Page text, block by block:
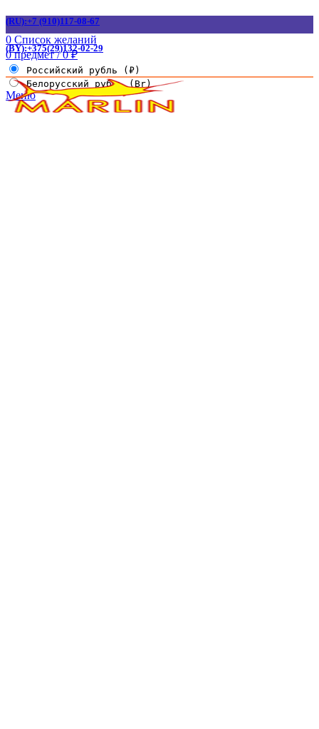
(RU):+7 (910)117-08-67
(BY):+375(29)132-02-29
0 Список желаний
0предмет / 0₽
Российский рубль (₽)
Белорусский рубль (Br)
Меню